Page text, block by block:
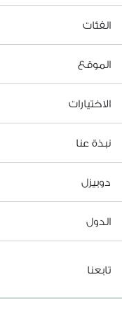
الفئات
الموقع
الاختيارات
نبذة عنا
دوبيزل
الدول
تابعنا